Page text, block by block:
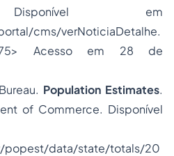
Disponível em
cms/verNoticiaDetalhe.
Acesso em 28 de
Population Estimates.
of Commerce. Disponível
popest/data/state/totals/20